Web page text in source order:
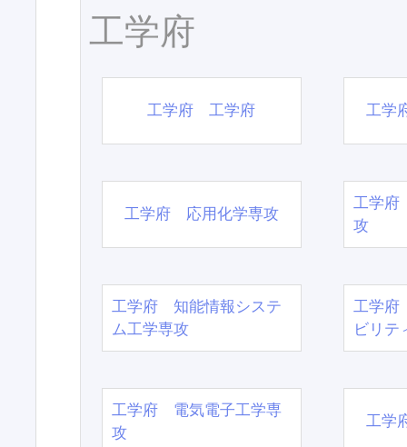
工学府
工学府 工学府 工学
工学府 応用化学専攻
工学府
攻
工学府 知能情報システ
ム工学専攻
工学府
ビリテ
工学府 電気電子工学専
攻
工学